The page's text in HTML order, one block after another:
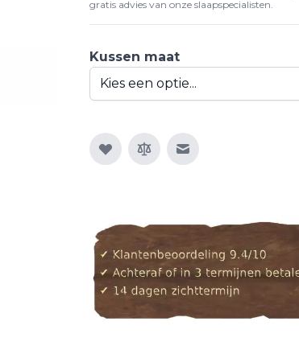
gratis advies van onze slaapspecialisten.
Kussen maat
E-mail naar een